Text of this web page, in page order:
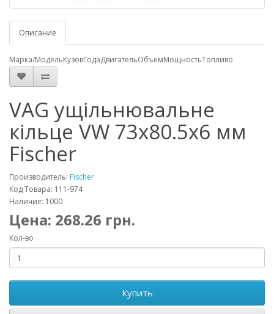
Описание
Марка/МодельКузовГодаДвигательОбъемМощностьТопливо
VAG ущільнювальне
кільце VW 73x80.5x6 мм
Fischer
Производитель: Fischer
Код Товара: 111-974
Наличие: 1000
Цена: 268.26 грн.
Кол-во
Купить